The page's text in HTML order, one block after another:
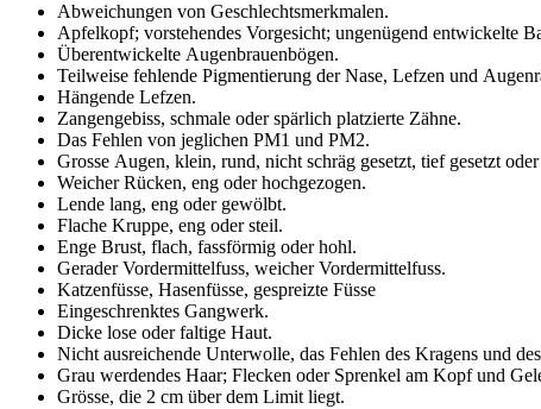
Abweichungen von Geschlechtsmerkmalen.
Apfelkopf; vorstehendes Vorgesicht; ungenügend entwickelte
Überentwickelte Augenbrauenbögen.
Teilweise fehlende Pigmentierung der Nase, Lefzen und
Hängende Lefzen.
Zangengebiss, schmale oder spärlich platzierte Zähne.
Das Fehlen von jeglichen PM1 und PM2.
Grosse Augen, klein, rund, nicht schräg gesetzt, tief gesetzt
Weicher Rücken, eng oder hochgezogen.
Lende lang, eng oder gewölbt.
Flache Kruppe, eng oder steil.
Enge Brust, flach, fassförmig oder hohl.
Gerader Vordermittelfuss, weicher Vordermittelfuss.
Katzenfüsse, Hasenfüsse, gespreizte Füsse
Eingeschrenktes Gangwerk.
Dicke lose oder faltige Haut.
Nicht ausreichende Unterwolle, das Fehlen des Kragens und
Grau werdendes Haar; Flecken oder Sprenkel am Kopf und
Grösse, die 2 cm über dem Limit liegt.